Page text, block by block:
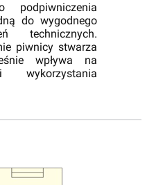
podpiwniczenia
do wygodnego
technicznych.
piwnicy stwarza
wpływa na
wykorzystania